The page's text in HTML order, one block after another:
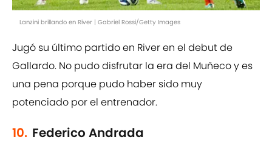
Lanzini brillando en River | Gabriel Rossi/Getty Images
Jugó su último partido en River en el debut de
Gallardo. No pudo disfrutar la era del Muñeco y es
una pena porque pudo haber sido muy
potenciado por el entrenador.
10. Federico Andrada